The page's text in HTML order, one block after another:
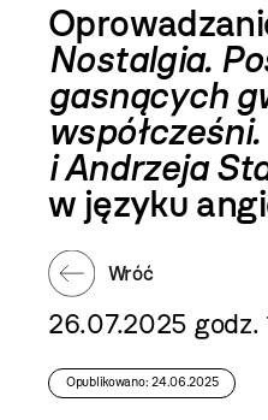
Nostalgia.
gasnących
i Andrzeja
w języku
Wróć
26.07.2025 godz.
Opublikowano: 24.06.2025